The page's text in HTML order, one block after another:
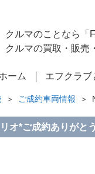
クルマのことなら「
クルマの買取・販売
ーム エフクラブ
ご成約車両情報
オ*ご成約ありがと